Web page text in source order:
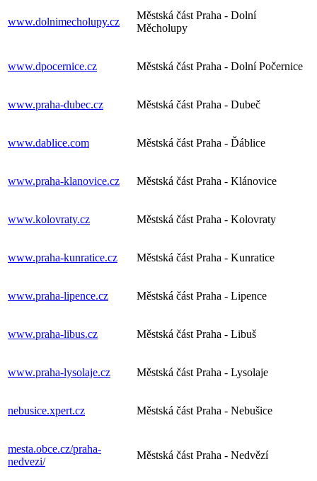
www.dolnimecholupy.cz
Městská část Praha - Dolní
Měcholupy
www.dpocernice.cz Městská část Praha - Dolní Počernice
www.praha-dubec.cz Městská část Praha - Dubeč
www.dablice.com Městská část Praha - Ďáblice
www.praha-klanovice.cz Městská část Praha - Klánovice
www.kolovraty.cz Městská část Praha - Kolovraty
www.praha-kunratice.cz Městská část Praha - Kunratice
www.praha-lipence.cz Městská část Praha - Lipence
www.praha-libus.cz Městská část Praha - Libuš
www.praha-lysolaje.cz Městská část Praha - Lysolaje
nebusice.xpert.cz Městská část Praha - Nebušice
mesta.obce.cz/praha-
nedvezi/
Městská část Praha - Nedvězí